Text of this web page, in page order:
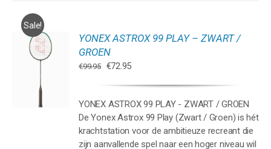
Sale!
YONEX ASTROX 99 PLAY – ZWART /
GROEN
€99.95
Oorspronkelijke
€99.95.
€72.95Huidige
€72.95.
YONEX ASTROX 99 PLAY - ZWART / GROEN
De Yonex Astrox 99 Play (Zwart / Groen) is hét
krachtstation voor de ambitieuze recreant die
zijn aanvallende spel naar een hoger niveau wil